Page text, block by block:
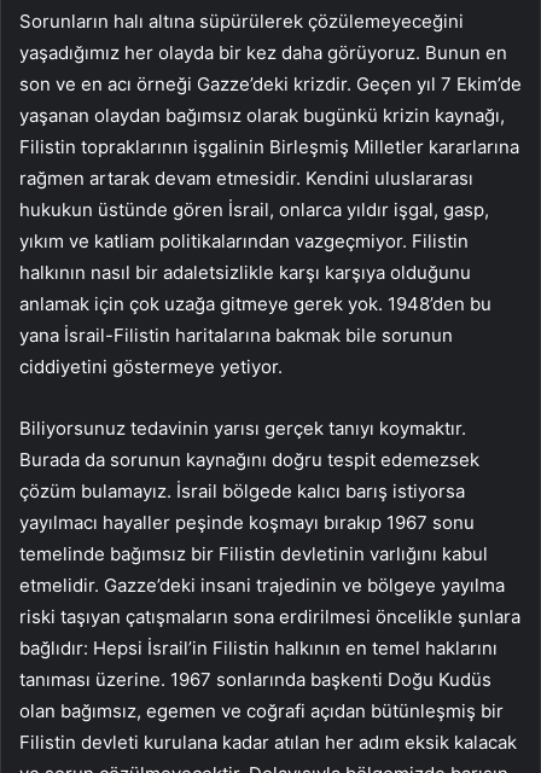
Sorunların halı altına süpürülerek çözülemeyeceğini
yaşadığımız her olayda bir kez daha görüyoruz. Bunun en
son ve en acı örneği Gazze’deki krizdir. Geçen yıl 7 Ekim’de
yaşanan olaydan bağımsız olarak bugünkü krizin kaynağı,
Filistin topraklarının işgalinin Birleşmiş Milletler kararlarına
rağmen artarak devam etmesidir. Kendini uluslararası
hukukun üstünde gören İsrail, onlarca yıldır işgal, gasp,
yıkım ve katliam politikalarından vazgeçmiyor. Filistin
halkının nasıl bir adaletsizlikle karşı karşıya olduğunu
anlamak için çok uzağa gitmeye gerek yok. 1948’den bu
yana İsrail-Filistin haritalarına bakmak bile sorunun
ciddiyetini göstermeye yetiyor.
Biliyorsunuz tedavinin yarısı gerçek tanıyı koymaktır.
Burada da sorunun kaynağını doğru tespit edemezsek
çözüm bulamayız. İsrail bölgede kalıcı barış istiyorsa
yayılmacı hayaller peşinde koşmayı bırakıp 1967 sonu
temelinde bağımsız bir Filistin devletinin varlığını kabul
etmelidir. Gazze’deki insani trajedinin ve bölgeye yayılma
riski taşıyan çatışmaların sona erdirilmesi öncelikle şunlara
bağlıdır: Hepsi İsrail’in Filistin halkının en temel haklarını
tanıması üzerine. 1967 sonlarında başkenti Doğu Kudüs
olan bağımsız, egemen ve coğrafi açıdan bütünleşmiş bir
Filistin devleti kurulana kadar atılan her adım eksik kalacak